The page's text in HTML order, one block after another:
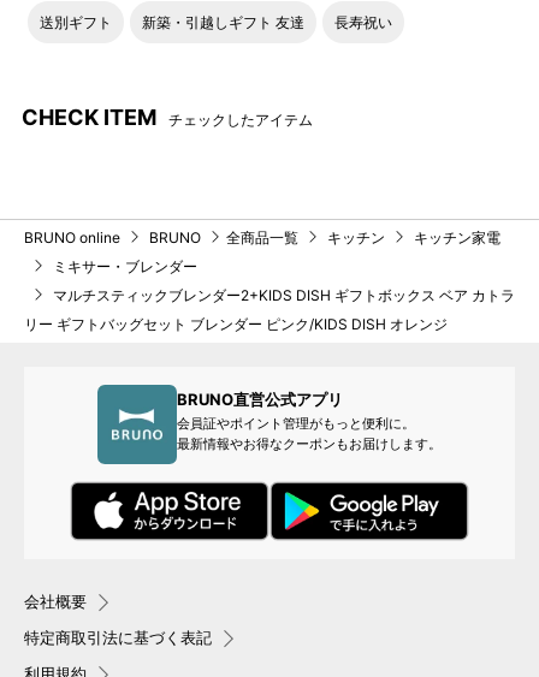
送別ギフト 新築・引越しギフト 友達 長寿祝い
CHECK ITEM チェックしたアイテム
BRUNO online BRUNO 全商品一覧 キッチン
キッチン家電
ミキサー・ブレンダー
マルチスティックブレンダー2+KIDS DISH ギフトボックス ベア カトラ
リー ギフトバッグセット ブレンダー ピンク/KIDS DISH オレンジ
BRUNO直営公式アプリ
会員証やポイント管理がもっと便利に。
最新情報やお得なクーポンもお届けします。
会社概要
特定商取引法に基づく表記